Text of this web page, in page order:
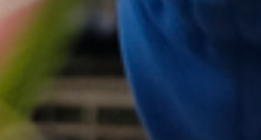
y uso de las cookies. Si pulsa "Rechazar cookies" navegará
activarlas o desactivarlas. Para más información puede
RECHAZAR COOKIES